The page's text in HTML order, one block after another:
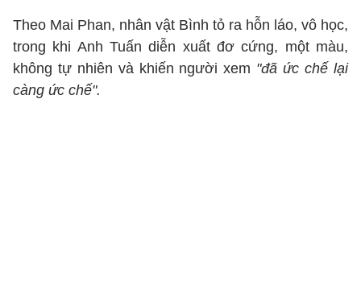
Theo Mai Phan, nhân vật Bình tỏ ra hỗn láo, vô học,
trong khi Anh Tuấn diễn xuất đơ cứng, một màu,
không tự nhiên và khiến người xem "đã ức chế lại
càng ức chế".